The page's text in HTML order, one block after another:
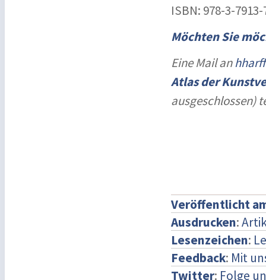
ISBN: 978-3-
Möchten Sie
Eine Mail an
Atlas der
ausgeschlossen)
Veröffentlicht
Ausdrucken:
Lesenzeichen:
Feedback: Mit
Twitter: Folge